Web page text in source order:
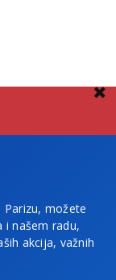
Parizu, možete
i našem radu,
akcija, važnih